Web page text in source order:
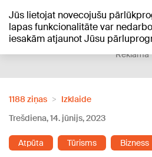
Jūs lietojat novecojušu
lapas funkcionalitāte var
iesakām atjaunot Jūsu
+17°C
Reklāma
1188 ziņas
Izklaide
Trešdiena, 14. jūnijs, 2023
Atpūta Tūrisms Bizness